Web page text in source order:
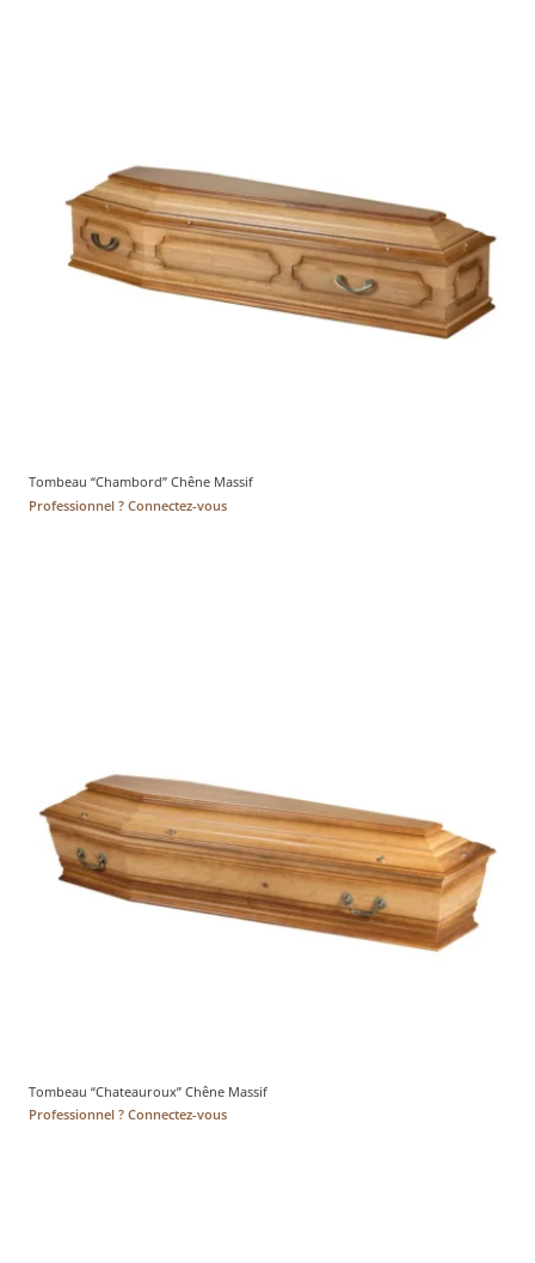
Tombeau “Chambord” Chêne Massif
Professionnel ? Connectez-vous
Tombeau “Chateauroux” Chêne Massif
Professionnel ? Connectez-vous